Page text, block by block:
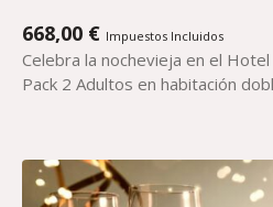
668,00 € Impuestos Incluidos
Celebra la nochevieja en el Hotel
Pack 2 Adultos en habitación